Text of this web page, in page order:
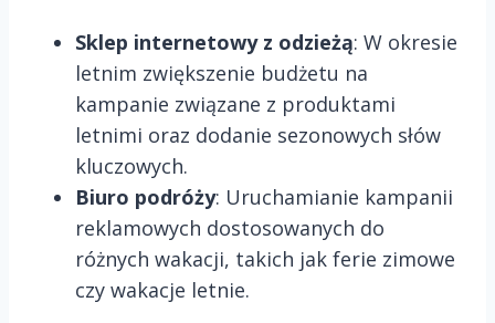
Sklep internetowy z odzieżą: W okresie
letnim zwiększenie budżetu na
kampanie związane z produktami
letnimi oraz dodanie sezonowych słów
kluczowych.
Biuro podróży: Uruchamianie kampanii
reklamowych dostosowanych do
różnych wakacji, takich jak ferie zimowe
czy wakacje letnie.